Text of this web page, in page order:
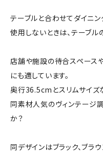
テーブルと合わせてダイニン
使用しないときは、テーブル
店舗や施設の待合スペース
にも適しています。
奥行36.5cmとスリムサイズ
同素材人気のヴィンテージ
か？
同デザインはブラック、ブラ